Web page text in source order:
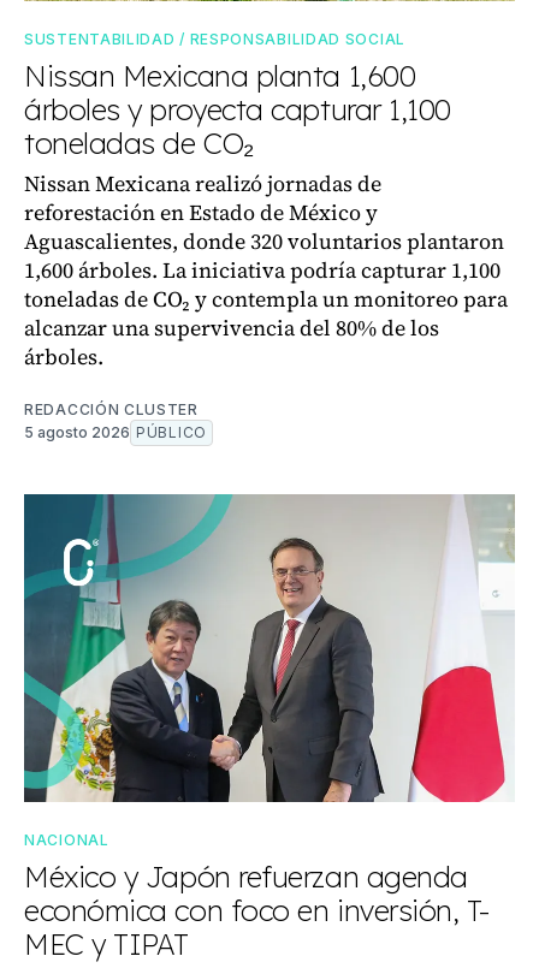
SUSTENTABILIDAD / RESPONSABILIDAD SOCIAL
Nissan Mexicana planta 1,600
árboles y proyecta capturar 1,100
toneladas de CO₂
Nissan Mexicana realizó jornadas de
reforestación en Estado de México y
Aguascalientes, donde 320 voluntarios plantaron
1,600 árboles. La iniciativa podría capturar 1,100
toneladas de CO₂ y contempla un monitoreo para
alcanzar una supervivencia del 80% de los
árboles.
REDACCIÓN CLUSTER
5 agosto 2026 PÚBLICO
NACIONAL
México y Japón refuerzan agenda
económica con foco en inversión, T-
MEC y TIPAT